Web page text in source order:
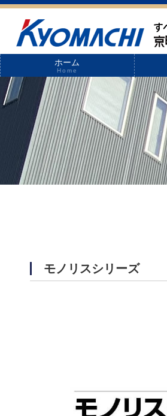
ホーム
Home
モノリスシリーズ